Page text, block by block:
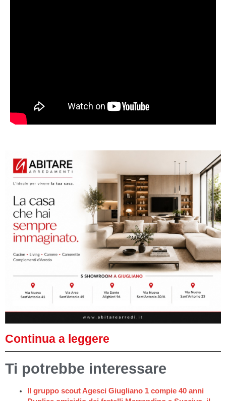
Continua a leggere
Ti potrebbe interessare
Il gruppo scout Agesci Giugliano 1 compie 40 anni